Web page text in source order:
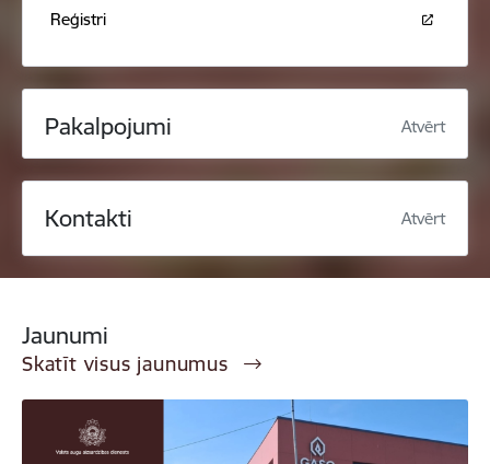
Reģistri
Pakalpojumi Atvērt
Kontakti Atvērt
Jaunumi
Skatīt visus jaunumus